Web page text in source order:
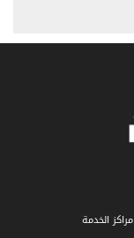
مراكز الخدمة